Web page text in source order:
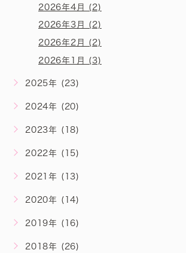
2026年4月 (2)
2026年3月 (2)
2026年2月 (2)
2026年1月 (3)
2025年 (23)
2024年 (20)
2023年 (18)
2022年 (15)
2021年 (13)
2020年 (14)
2019年 (16)
2018年 (26)